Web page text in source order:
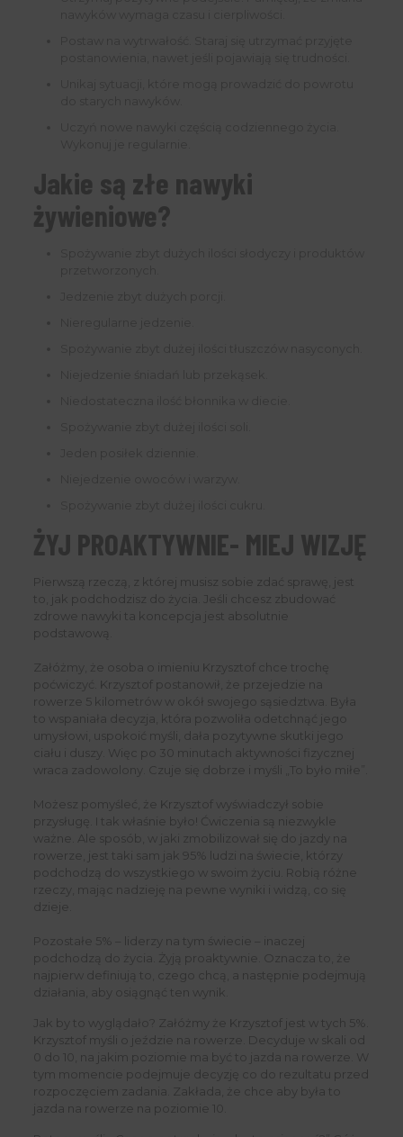
Jakie są złe nawyki
żywieniowe?
ŻYJ PROAKTYWNIE- MIEJ WIZJĘ
Pierwszą rzeczą, z której musisz sobie zdać sprawę, jest
to, jak podchodzisz do życia. Jeśli chcesz zbudować
zdrowe nawyki ta koncepcja jest absolutnie
podstawową.
Załóżmy, że osoba o imieniu Krzysztof chce trochę
poćwiczyć. Krzysztof postanowił, że przejedzie na
rowerze 5 kilometrów w okół swojego sąsiedztwa. Była
to wspaniała decyzja, która pozwoliła odetchnąć jego
umysłowi, uspokoić myśli, dała pozytywne skutki jego
ciału i duszy. Więc po 30 minutach aktywności fizycznej
wraca zadowolony. Czuje się dobrze i myśli „To było miłe”.
Możesz pomyśleć, że Krzysztof wyświadczył sobie
przysługę. I tak właśnie było! Ćwiczenia są niezwykle
ważne. Ale sposób, w jaki zmobilizował się do jazdy na
rowerze, jest taki sam jak ​​95% ludzi na świecie, którzy
podchodzą do wszystkiego w swoim życiu. Robią różne
rzeczy, mając nadzieję na pewne wyniki i widzą, co się
dzieje.
Pozostałe 5% – liderzy na tym świecie – inaczej
podchodzą do życia. Żyją proaktywnie. Oznacza to, że
najpierw definiują to, czego chcą, a następnie podejmują
działania, aby osiągnąć ten wynik.
Jak by to wyglądało? Załóżmy że Krzysztof jest w tych 5%.
Krzysztof myśli o jeździe na rowerze. Decyduje w skali od
0 do 10, na jakim poziomie ma być to jazda na rowerze. W
tym momencie podejmuje decyzję co do rezultatu przed
rozpoczęciem zadania. Zakłada, że chce aby była to
jazda na rowerze na poziomie 10.